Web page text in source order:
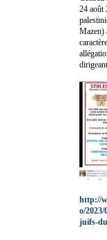
24 août
Mazen)
http://
o/
juifs-